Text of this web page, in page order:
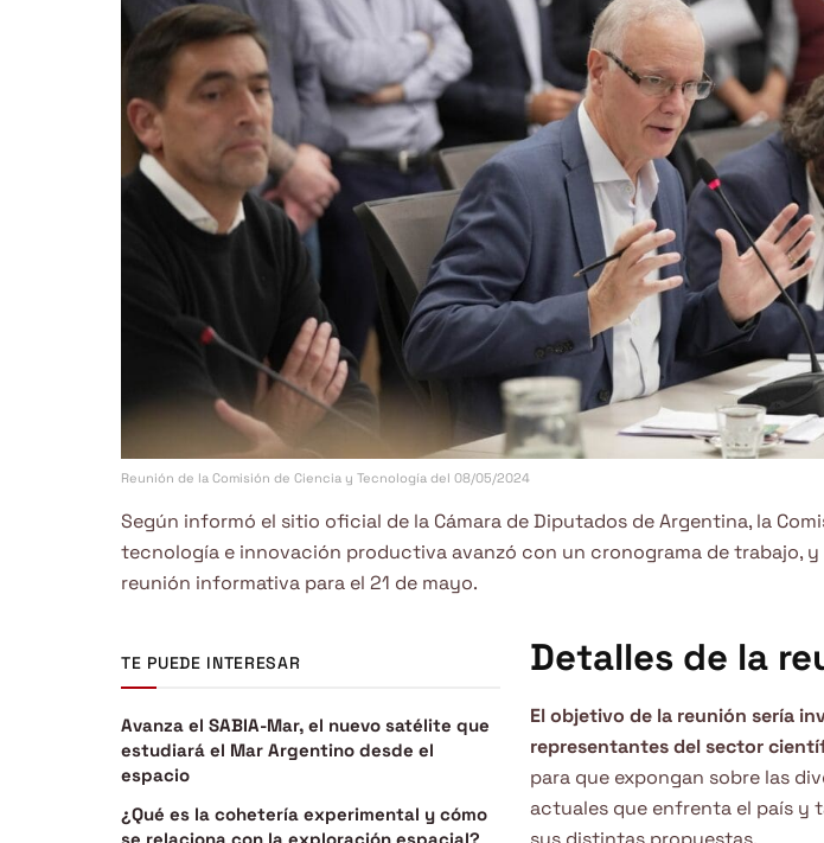
Reunión de la Comisión de Ciencia y Tecnología del 08/05/2024
Según informó el sitio oficial de la Cámara de Diputados de Argentina, la
tecnología e innovación productiva avanzó con un cronograma de trabajo,
reunión informativa para el 21 de mayo.
TE PUEDE INTERESAR
Avanza el SABIA-Mar, el nuevo satélite que
estudiará el Mar Argentino desde el
espacio
¿Qué es la cohetería experimental y cómo
Detalles de la
El objetivo de la reunión sería
representantes del sector
para que expongan sobre las
actuales que enfrenta el país y